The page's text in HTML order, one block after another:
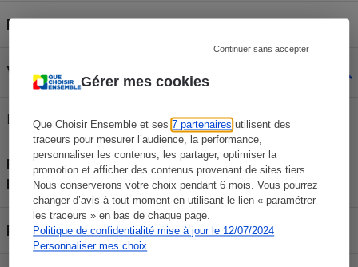
Gérer mes cookies
Que Choisir Ensemble et ses7 partenaires utilisent des
traceurs pour mesurer l’audience, la performance,
personnaliser les contenus, les partager, optimiser la
promotion et afficher des contenus provenant de sites tiers.
Nous conserverons votre choix pendant 6 mois. Vous pourrez
changer d’avis à tout moment en utilisant le lien « paramétrer
les traceurs » en bas de chaque page.
Politique de confidentialité mise à jour le 12/07/2024
Personnaliser mes choix
Continuer sans accepter
Roues mutli-directionnelles 3
Variateur de puissance
Localisation Sur l’aspirateur
Régulateur de débit d'air sur
la crosse
Non
Puissance annoncée 800 W